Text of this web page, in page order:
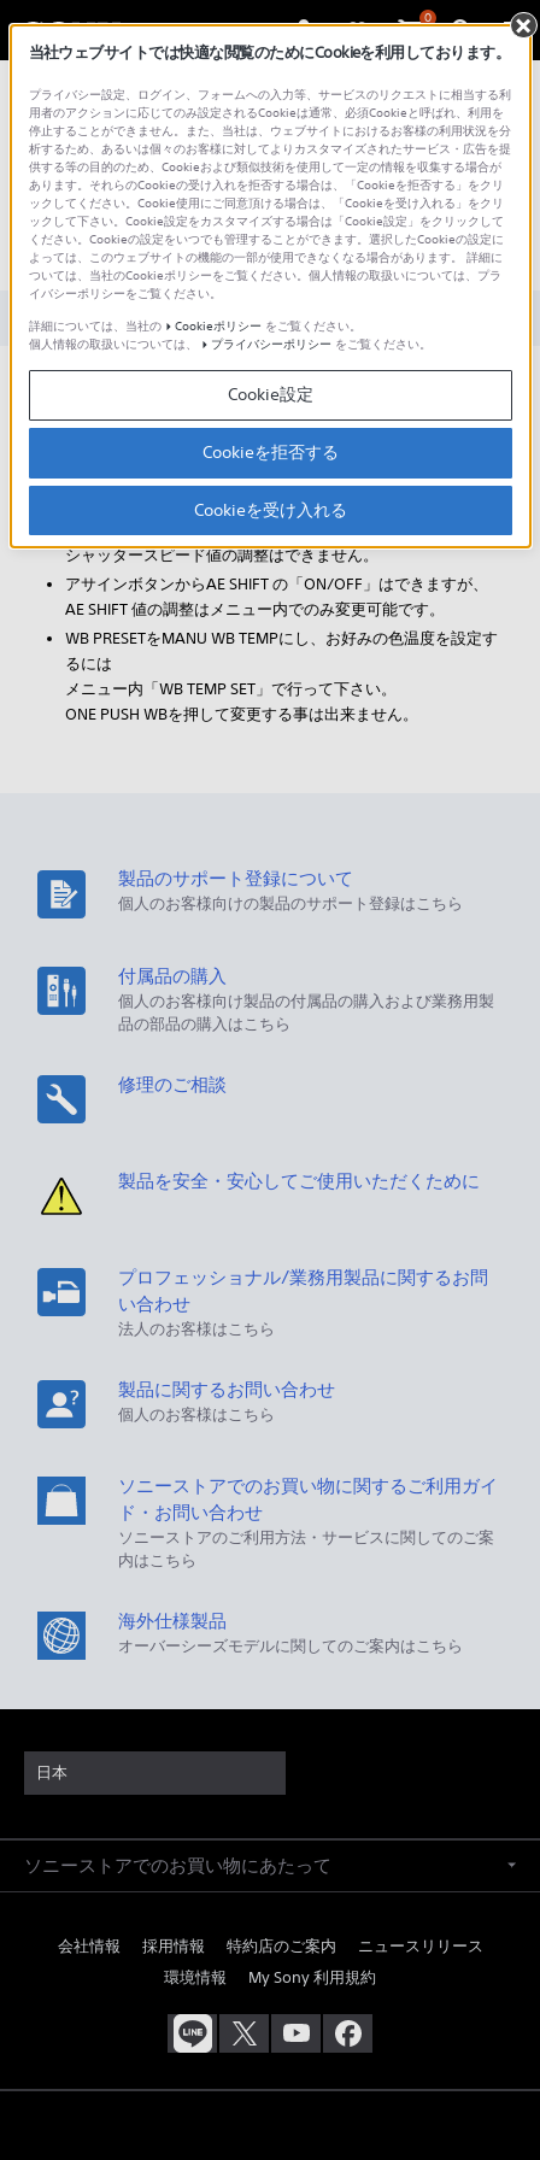
0
総合サポート・お問い合わせ
文書番号 : S1407030064743 / 最終更新日 : 2024/05/13
顔認識動作の制限はありますか？
対象製品カテゴリー・製品
顔認識動作させるには、以下のような制限があります。
フォーカスがマニュアルの時は使用できません。
デジタルズーム動作中は無効になります。
また、顔認識動作中は、以下の機能に制限があります。
シャッタースピード の「AUTO/MAN」切替はできますが、
シャッタースピード値の調整はできません。
アサインボタンからAE SHIFT の「ON/OFF」はできますが、
AE SHIFT 値の調整はメニュー内でのみ変更可能です。
WB PRESETをMANU WB TEMPにし、お好みの色温度を設定す
るには
メニュー内「WB TEMP SET」で行って下さい。
ONE PUSH WBを押して変更する事は出来ません。
製品のサポート登録について
個人のお客様向けの製品のサポート登録はこちら
付属品の購入
個人のお客様向け製品の付属品の購入および業務用製
品の部品の購入はこちら
修理のご相談
製品を安全・安心してご使用いただくために
プロフェッショナル/業務用製品に関するお問
い合わせ
法人のお客様はこちら
製品に関するお問い合わせ
個人のお客様はこちら
ソニーストアでのお買い物に関するご利用ガイ
ド・お問い合わせ
ソニーストアのご利用方法・サービスに関してのご案
内はこちら
海外仕様製品
オーバーシーズモデルに関してのご案内はこちら
日本
ソニーストアでのお買い物にあたって
会社情報 採用情報 特約店のご案内
ニュースリリース
環境情報
My Sony 利用規約
当社ウェブサイトでは快適な閲覧のためにCookieを利用しております。
プライバシー設定、ログイン、フォームへの入力等、サービスのリクエストに相当する利
用者のアクションに応じてのみ設定されるCookieは通常、必須Cookieと呼ばれ、利用を
停止することができません。また、当社は、ウェブサイトにおけるお客様の利用状況を分
析するため、あるいは個々のお客様に対してよりカスタマイズされたサービス・広告を提
供する等の目的のため、Cookieおよび類似技術を使用して一定の情報を収集する場合が
あります。それらのCookieの受け入れを拒否する場合は、「Cookieを拒否する」をクリ
ックしてください。Cookie使用にご同意頂ける場合は、「Cookieを受け入れる」をクリ
ックして下さい。Cookie設定をカスタマイズする場合は「Cookie設定」をクリックして
ください。Cookieの設定をいつでも管理することができます。選択したCookieの設定に
よっては、このウェブサイトの機能の一部が使用できなくなる場合があります。 詳細に
ついては、当社のCookieポリシーをご覧ください。個人情報の取扱いについては、プラ
イバシーポリシーをご覧ください。
詳細については、当社の
Cookieポリシー をご覧ください。
個人情報の取扱いについては、
プライバシーポリシー をご覧ください。
Cookie設定
Cookieを拒否する
Cookieを受け入れる